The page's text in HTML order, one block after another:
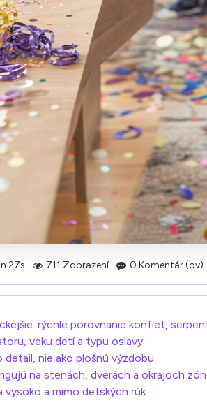
27s 711 Zobrazení 0 Komentár (ov)
rýchle porovnanie konfiet,
veku detí a typu oslavy
nie ako plošnú výzdobu
na stenách, dverách a okrajoch zón
vysoko a mimo detských rúk